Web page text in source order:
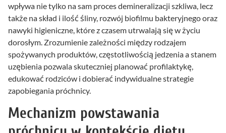
wpływa nie tylko na sam proces demineralizacji szkliwa, lecz
także na skład i ilość śliny, rozwój biofilmu bakteryjnego oraz
nawyki higieniczne, które z czasem utrwalają się w życiu
dorosłym. Zrozumienie zależności między rodzajem
spożywanych produktów, częstotliwością jedzenia a stanem
uzębienia pozwala skuteczniej planować profilaktykę,
edukować rodziców i dobierać indywidualne strategie
zapobiegania próchnicy.
Mechanizm powstawania